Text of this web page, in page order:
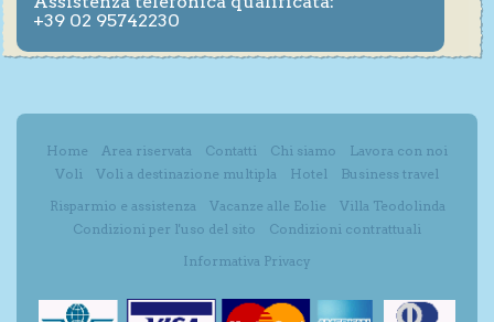
+39 02 95742230
Home Area riservata Contatti Chi siamo
Lavora con noi
Voli
Voli a destinazione multipla Hotel
Business travel
Risparmio e assistenza
Vacanze alle Eolie
Villa Teodolinda
Condizioni per l'uso del sito
Condizioni contrattuali
Informativa Privacy